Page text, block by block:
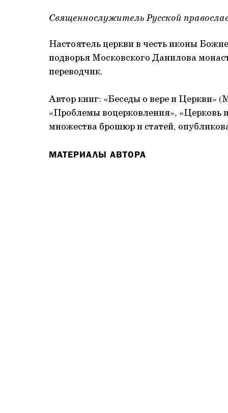
СвященнослужительРусской
Настоятель церкви в честь иконы
подворья Московского Данилова
переводчик.
Автор книг: «Беседы о вере и Церкви»
«Проблемы воцерковления», «Церковь
множества брошюр и статей,
МАТЕРИАЛЫ АВТОРА